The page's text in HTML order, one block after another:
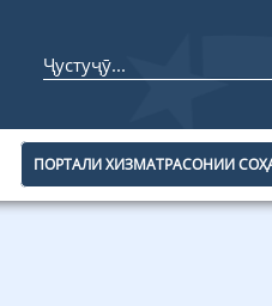
ПОРТАЛИ ХИЗМАТРАСОНИИ